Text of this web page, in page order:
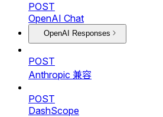
POST
OpenAI Chat
OpenAI Responses
POST
Anthropic 兼容
POST
DashScope